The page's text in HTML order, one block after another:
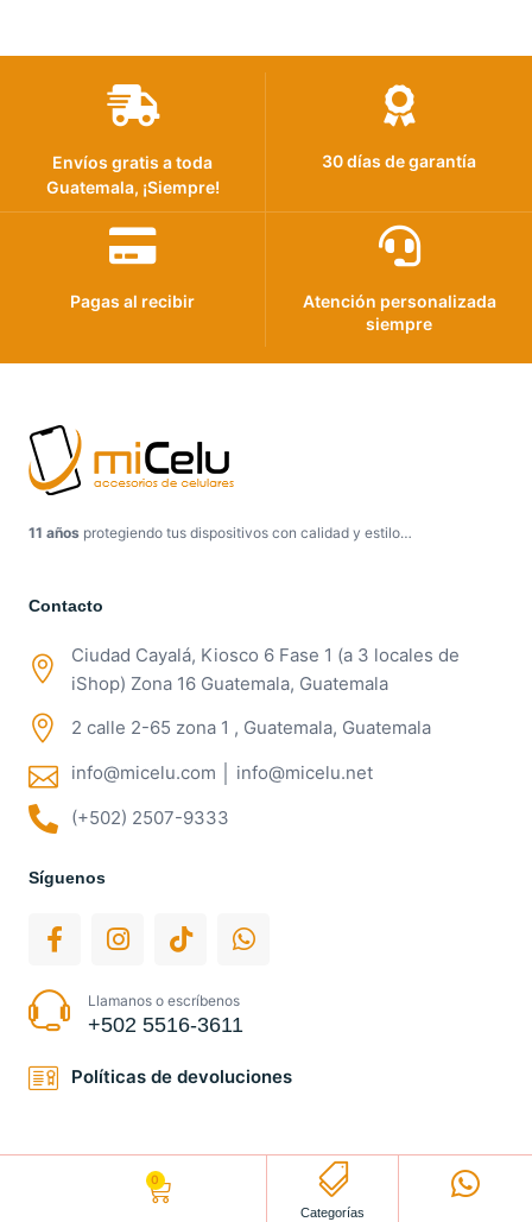
Envíos gratis a toda
Guatemala, ¡Siempre!
30 días de garantía
Pagas al recibir
Atención personalizada
siempre
11 años protegiendo tus dispositivos con calidad y estilo…
Contacto
Ciudad Cayalá, Kiosco 6 Fase 1 (a 3 locales de
iShop) Zona 16 Guatemala, Guatemala
2 calle 2-65 zona 1 , Guatemala, Guatemala
info@micelu.com │ info@micelu.net
(+502) 2507-9333
Síguenos
Llamanos o escríbenos
+502 5516-3611
Políticas de devoluciones
0
Categorías